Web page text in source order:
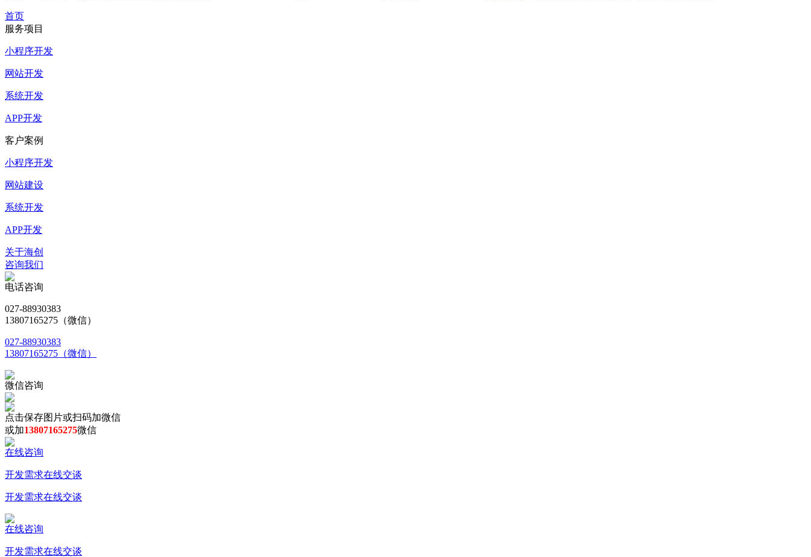
首页
服务项目
小程序开发
网站开发
系统开发
APP开发
客户案例
小程序开发
网站建设
系统开发
APP开发
关于海创
咨询我们
电话咨询
027-88930383
13807165275（微信）
027-88930383
13807165275（微信）
微信咨询
点击保存图片或扫码加微信
或加13807165275微信
在线咨询
开发需求在线交谈
开发需求在线交谈
在线咨询
开发需求在线交谈